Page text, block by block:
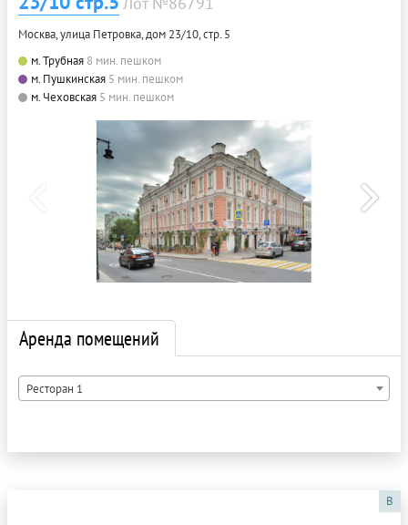
Москва, улица Петровка, дом 23/10, стр. 5
м. Трубная 8 мин. пешком
м. Пушкинская 5 мин. пешком
м. Чеховская 5 мин. пешком
Аренда помещений
Ресторан 1
B